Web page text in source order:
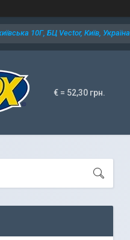
10Г, БЦ Vector, Київ, Україна
€ = 52,30 грн.